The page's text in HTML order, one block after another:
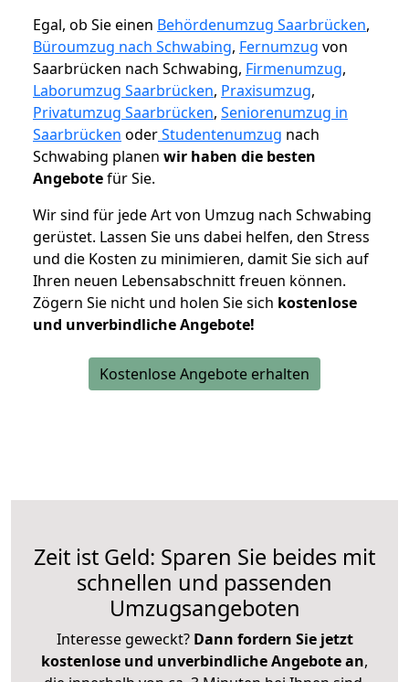
Egal, ob Sie einen Behördenumzug Saarbrücken,
Büroumzug nach Schwabing, Fernumzug von
Saarbrücken nach Schwabing, Firmenumzug,
Laborumzug Saarbrücken, Praxisumzug,
Privatumzug Saarbrücken, Seniorenumzug in
Saarbrücken oderStudentenumzug nach
Schwabing planen wir haben die besten
Angebotefür Sie.
Wir sind für jede Art von Umzug nach Schwabing
gerüstet. Lassen Sie uns dabei helfen, den Stress
und die Kosten zu minimieren, damit Sie sich auf
Ihren neuen Lebensabschnitt freuen können.
Zögern Sie nicht und holen Sie sich kostenlose
und unverbindliche Angebote!
Kostenlose Angebote erhalten
Zeit ist Geld: Sparen Sie beides mit
schnellen und passenden
Umzugsangeboten
Interesse geweckt? Dann fordern Sie jetzt
kostenlose und unverbindliche Angebote an,